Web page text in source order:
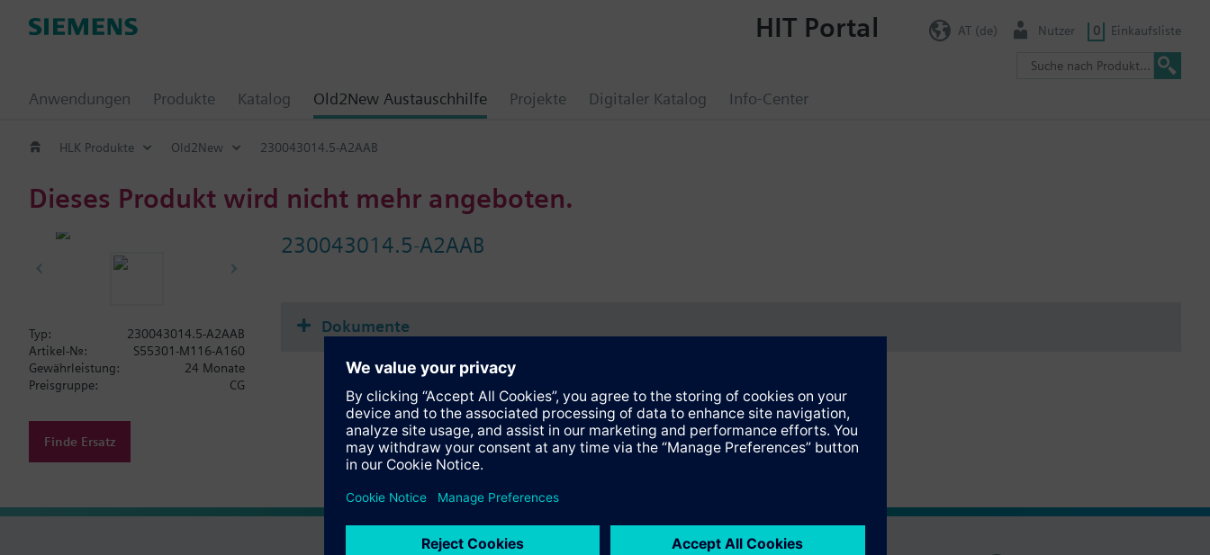
Anwendungen Produkte Katalog Old2New Austauschhilfe Projekte Digitaler Katalog Info-Center
HIT Portal AT (de) Nutzer 0 Einkaufsliste
HLK Produkte Old2New 230043014.5-A2AAB
Dieses Produkt wird nicht mehr angeboten.
230043014.5-A2AAB
Typ:
230043014.5-A2AAB
Artikel-Nr.:
S55301-M116-A160
Gewährleistung:
24 Monate
Preisgruppe:
CG
Finde Ersatz
Dokumente